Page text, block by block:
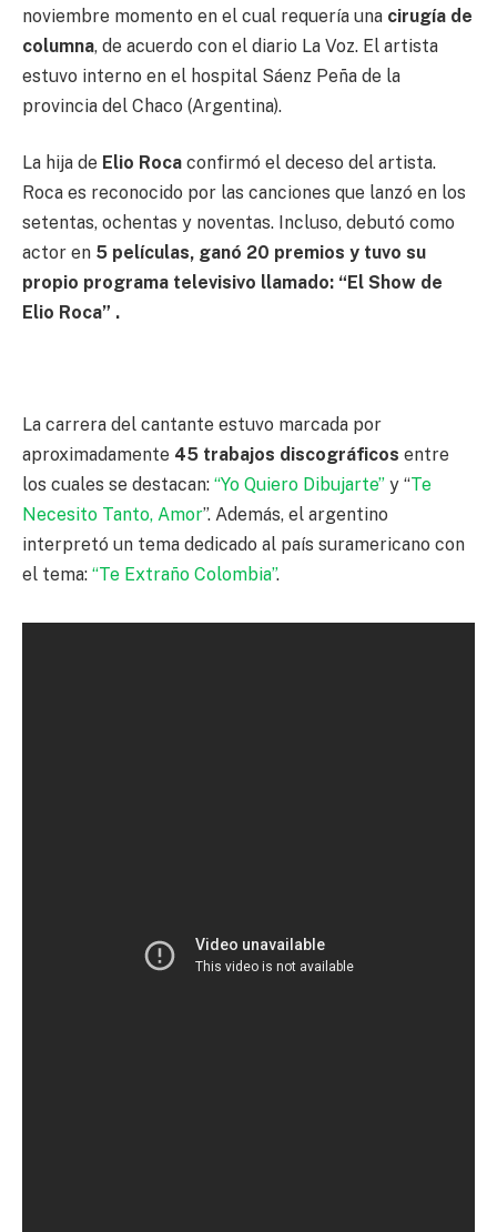
noviembre momento en el cual requería una cirugía de
columna, de acuerdo con el diario La Voz. El artista
estuvo interno en el hospital Sáenz Peña de la
provincia del Chaco (Argentina).
La hija de Elio Roca confirmó el deceso del artista.
Roca es reconocido por las canciones que lanzó en los
setentas, ochentas y noventas. Incluso, debutó como
actor en 5 películas, ganó 20 premios y tuvo su
propio programa televisivo llamado: “El Show de
Elio Roca” .
La carrera del cantante estuvo marcada por
aproximadamente 45 trabajos discográficos entre
los cuales se destacan: “Yo Quiero Dibujarte” y “Te
Necesito Tanto, Amor”. Además, el argentino
interpretó un tema dedicado al país suramericano con
el tema: “Te Extraño Colombia”.